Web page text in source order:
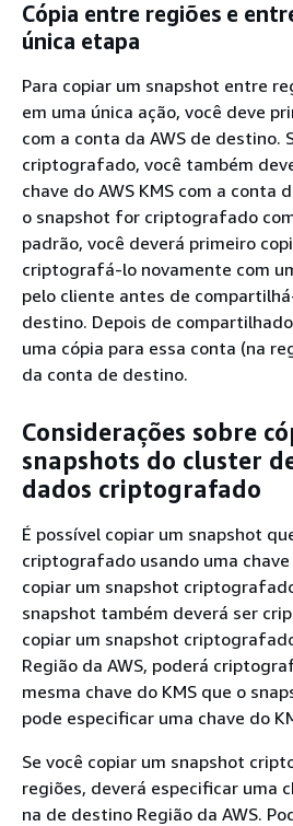
Cópia entre regiões e
única etapa
Para copiar um snapshot entre
em uma única ação, você deve
com a conta da AWS de destino.
criptografado, você também
chave do AWS KMS com a conta
o snapshot for criptografado com
padrão, você deverá primeiro
criptografá-lo novamente com
pelo cliente antes de
destino. Depois de
uma cópia para essa conta (na
da conta de destino.
Considerações sobre
snapshots do cluster
dados criptografado
É possível copiar um snapshot
criptografado usando uma chave
copiar um snapshot
snapshot também deverá ser
copiar um snapshot
Região da AWS, poderá
mesma chave do KMS que o
pode especificar uma chave do
Se você copiar um snapshot
regiões, deverá especificar uma
na de destino Região da AWS.